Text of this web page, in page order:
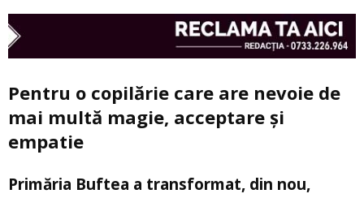
Pentru o copilărie care are nevoie de
mai multă magie, acceptare și
empatie
Primăria Buftea a transformat, din nou,